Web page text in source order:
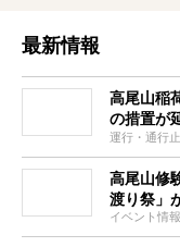
最新情報
高尾山稲
の措置が
運行・通行
高尾山修
渡り祭」
イベント情報